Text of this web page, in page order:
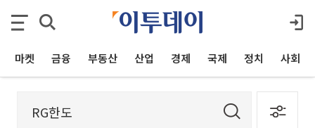
마켓 금융 부동산 산업 경제 국제 정치 사회